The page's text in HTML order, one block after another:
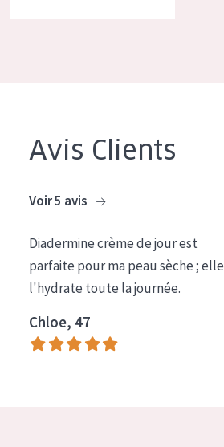
TYPE DE PEAU
Peau mixte ou grasse
Peau mature
ÂGE :
Avis Clients
Voir 5 avis
Diadermine crème de jour est
parfaite pour ma peau sèche ; elle
l'hydrate toute la journée.
Chloe, 47